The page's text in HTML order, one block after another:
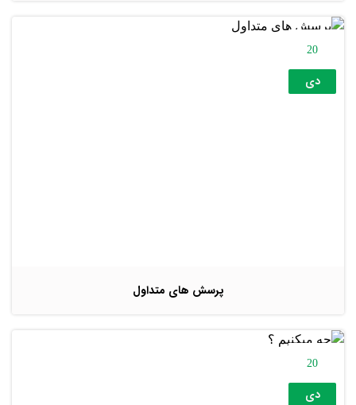
پرسش های متداول
20
دی
20
دی